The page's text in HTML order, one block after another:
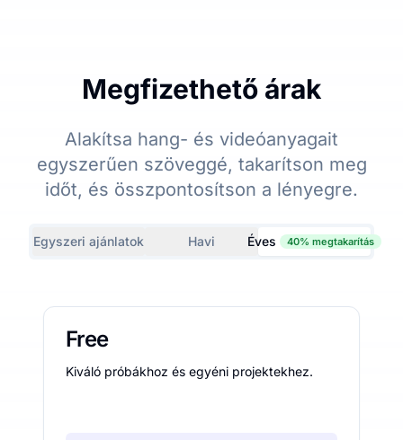
Megfizethető árak
Alakítsa hang- és videóanyagait
egyszerűen szöveggé, takarítson meg
időt, és összpontosítson a lényegre.
Egyszeri ajánlatok Havi Éves 40% megtakarítás
Free
Kiváló próbákhoz és egyéni projektekhez.